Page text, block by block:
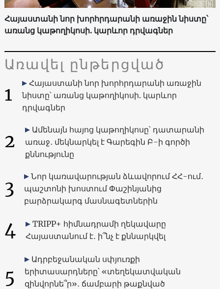
Հայաստանի նոր խորհրդարանի առաջին նիստը՝
առանց կաթողիկոսի. կարևոր դրվագներ
Առավել ընթերցված
1
Հայաստանի նոր խորհրդարանի առաջին
նիստը՝ առանց կաթողիկոսի. կարևոր
դրվագներ
2
Ամենայն հայոց կաթողիկոսը՝ դատարանի
առաջ․ մեկնարկել է Գարեգին Բ-ի գործի
քննությունը
3
Նոր կառավարության ձևավորում ՀՀ-ում․
պաշտոնի խոստում Փաշինյանից
բարձրակարգ մասնագետներին
4
TRIPP+ հիմնադրամի ղեկավարը
Հայաստանում է․ ի՞նչ է քննարկվել
5
Ադրբեջանական սփյուռքի
երիտասարդները՝ «տեղեկատվական
զինվորնե՞ր»․ ճամբարի թաքնված